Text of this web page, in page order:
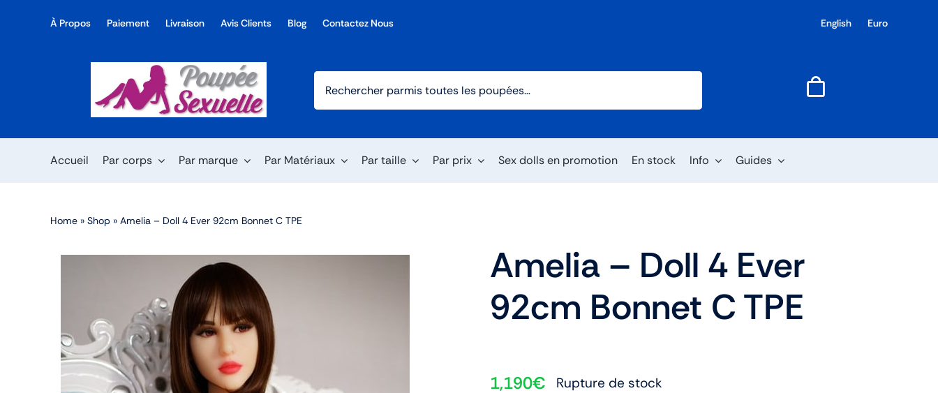
À Propos Paiement Livraison Avis Clients Blog Contactez Nous English Euro
Accueil Par corps Par marque Par Matériaux Par taille Par prix Sex dolls en promotion En stock Info Guides
Home » Shop » Amelia – Doll 4 Ever 92cm Bonnet C TPE
Amelia – Doll 4 Ever
92cm Bonnet C TPE
1,190€
Rupture de stock